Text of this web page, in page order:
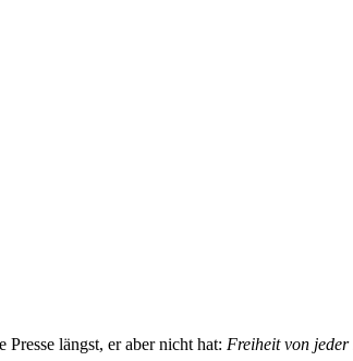
längst, er aber nicht hat: Freiheit von jeder